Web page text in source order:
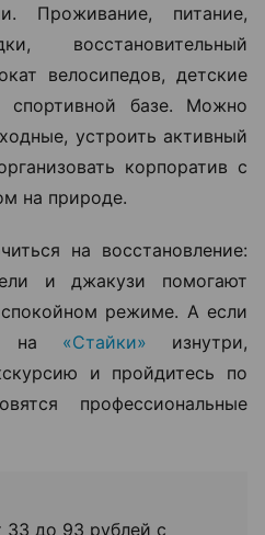
Проживание, питание,
восстановительный
велосипедов, детские
базе. Можно
устроить активный
корпоратив с
на природе.
на восстановление:
и джакузи помогают
режиме. А если
на «Стайки» изнутри,
и пройдитесь по
профессиональные
33 до 93 рублей с